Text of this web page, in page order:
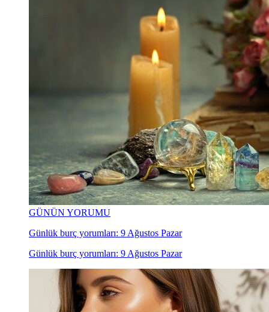
GÜNÜN YORUMU
Günlük burç yorumları: 9 Ağustos Pazar
Günlük burç yorumları: 9 Ağustos Pazar